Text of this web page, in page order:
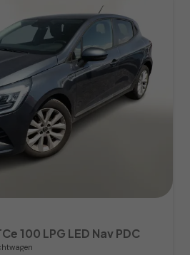
100 LPG LED Nav PDC